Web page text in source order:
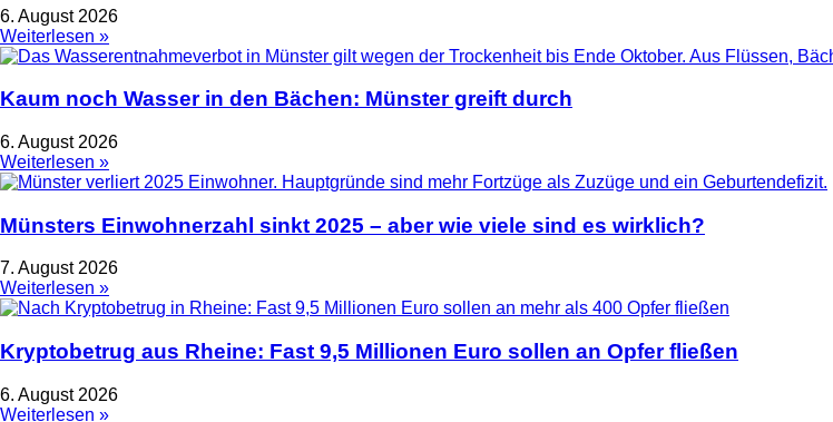
6. August 2026
Weiterlesen »
Kaum noch Wasser in den Bächen: Münster greift durch
6. August 2026
Weiterlesen »
Münsters Einwohnerzahl sinkt 2025 – aber wie viele sind es wirklich?
7. August 2026
Weiterlesen »
Kryptobetrug aus Rheine: Fast 9,5 Millionen Euro sollen an Opfer fließen
6. August 2026
Weiterlesen »